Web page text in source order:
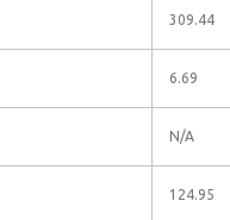
309.44
6.69
N/A
124.95